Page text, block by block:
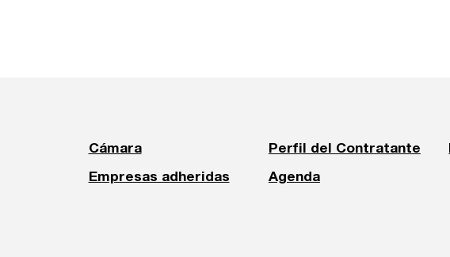
Cámara Perfil del Contratante
Empresas adheridas Agenda